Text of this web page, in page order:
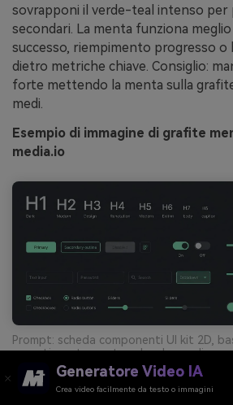
sovrapponi il verde-teal intenso per
secondari. La menta funziona
successo, riempimento progresso o
dietro metriche chiave. Consiglio:
forte mettendo la menta sulla
medi.
Esempio di immagine di grafite
media.io
Prompt: scheda componenti UI kit 2D,
accenti menta per toggle e barre di
pulita, tipografia moderna sans,
21:9
Generatore Video IA
Crea video facilmente da testo o immagini